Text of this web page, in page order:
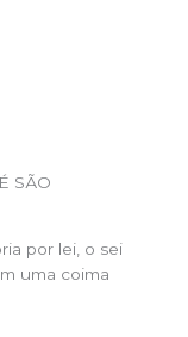
SÃO
por lei, o sei
uma coima